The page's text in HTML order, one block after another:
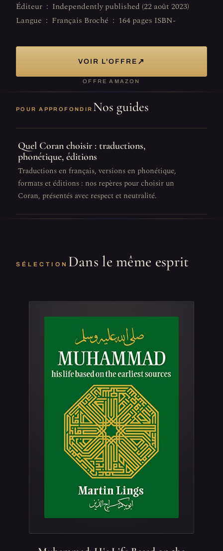
Éditeur ‏ : ‎ Independently published (22 août 2023)
Langue ‏ : ‎ Français Broché ‏ : ‎ 164 pages ISBN-
VOIR L'OFFRE ↗
OFFRE AMAZON
POUR APPROFONDIR Nos guides
Quel Coran choisir : traductions,
phonétique, éditions
Traductions en français, versions en phonétique,
formats et éditions : nos repères pour choisir un
Coran, présentés avec respect et neutralité.
SÉLECTION Dans le même esprit